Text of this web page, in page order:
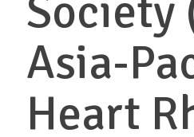
Society
Asia-
Heart